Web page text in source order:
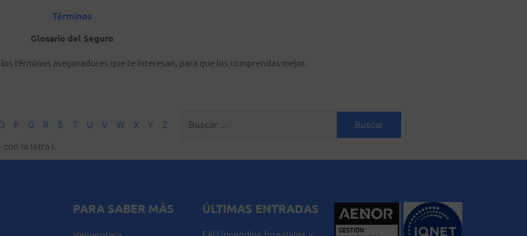
Términos
Glosario del Seguro
términos aseguradores que te interesan, para que los comprendas mejor.
P Q R S T U V W X Y
Z
la letra I.
PARA SABER MÁS ÚLTIMAS ENTRADAS